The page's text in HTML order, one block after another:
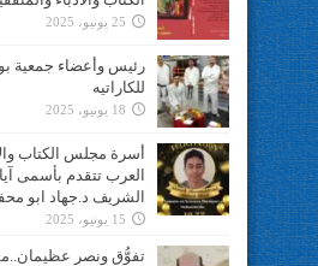
25 يونيو، 2025
رئيس وأعضاء جمعية
للكاراتيه
18 يونيو، 2025
أسرة مجلس الكتاب
العرب تتقدم بأسمى
الشريف د.جهاد ابو
15 يونيو، 2025
تفوُّق ونصر